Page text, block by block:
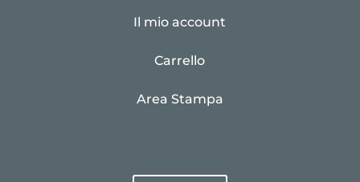
Il mio account
Carrello
Area Stampa